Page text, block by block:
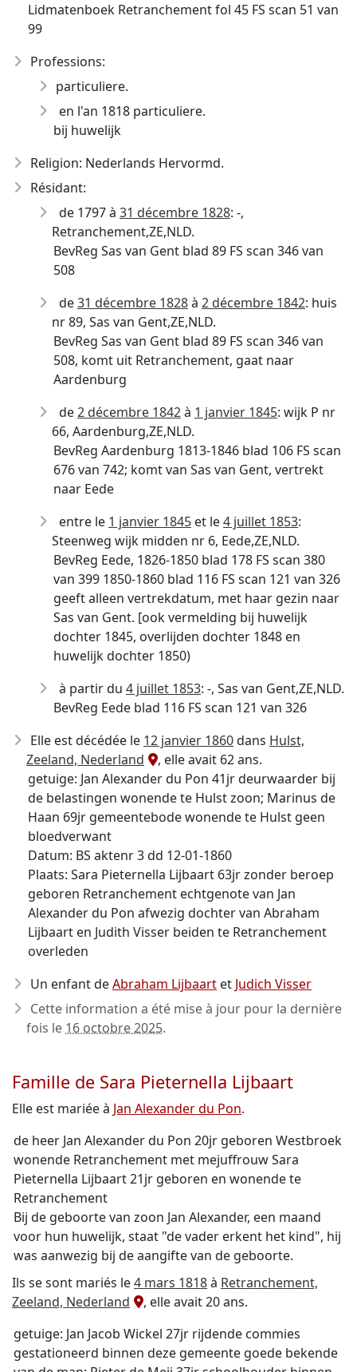
Lidmatenboek Retranchement fol 45 FS scan 51 van
99
Professions:
particuliere.
en l'an 1818 particuliere.
bij huwelijk
Religion: Nederlands Hervormd.
Résidant:
de 1797 à 31 décembre 1828: -,
Retranchement,ZE,NLD.
BevReg Sas van Gent blad 89 FS scan 346 van
508
de31 décembre 1828à 2 décembre 1842: huis
nr 89, Sas van Gent,ZE,NLD.
BevReg Sas van Gent blad 89 FS scan 346 van
508, komt uit Retranchement, gaat naar
Aardenburg
de2 décembre 1842à 1 janvier 1845: wijk P nr
66, Aardenburg,ZE,NLD.
BevReg Aardenburg 1813-1846 blad 106 FS scan
676 van 742; komt van Sas van Gent, vertrekt
naar Eede
entre le 1 janvier 1845 et le4 juillet 1853:
Steenweg wijk midden nr 6, Eede,ZE,NLD.
BevReg Eede, 1826-1850 blad 178 FS scan 380
van 399 1850-1860 blad 116 FS scan 121 van 326
geeft alleen vertrekdatum, met haar gezin naar
Sas van Gent. [ook vermelding bij huwelijk
dochter 1845, overlijden dochter 1848 en
huwelijk dochter 1850)
à partir du 4 juillet 1853: -, Sas van Gent,ZE,NLD.
BevReg Eede blad 116 FS scan 121 van 326
Elle est décédée le 12 janvier 1860dans Hulst,
Zeeland, Nederland
, elle avait 62 ans.
getuige: Jan Alexander du Pon 41jr deurwaarder bij
de belastingen wonende te Hulst zoon; Marinus de
Haan 69jr gemeentebode wonende te Hulst geen
bloedverwant
Datum: BS aktenr 3 dd 12-01-1860
Plaats: Sara Pieternella Lijbaart 63jr zonder beroep
geboren Retranchement echtgenote van Jan
Alexander du Pon afwezig dochter van Abraham
Lijbaart en Judith Visser beiden te Retranchement
overleden
Un enfant deAbraham Lijbaart et Judich Visser
Cette information a été mise à jour pour la dernière
fois le 16 octobre 2025.
Famille de Sara Pieternella Lijbaart
Elle est mariée à Jan Alexander du Pon.
de heer Jan Alexander du Pon 20jr geboren Westbroek
wonende Retranchement met mejuffrouw Sara
Pieternella Lijbaart 21jr geboren en wonende te
Retranchement
Bij de geboorte van zoon Jan Alexander, een maand
voor hun huwelijk, staat "de vader erkent het kind", hij
was aanwezig bij de aangifte van de geboorte.
Ils se sont mariés le4 mars 1818à Retranchement,
Zeeland, Nederland
, elle avait 20 ans.
getuige: Jan Jacob Wickel 27jr rijdende commies
gestationeerd binnen deze gemeente goede bekende